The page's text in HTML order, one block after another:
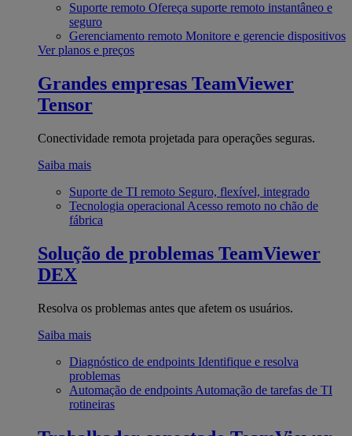
Suporte remoto Ofereça suporte remoto instantâneo e
seguro
Gerenciamento remoto Monitore e gerencie dispositivos
Ver planos e preços
Grandes empresas TeamViewer
Tensor
Conectividade remota projetada para operações seguras.
Saiba mais
Suporte de TI remoto Seguro, flexível, integrado
Tecnologia operacional Acesso remoto no chão de
fábrica
Solução de problemas TeamViewer
DEX
Resolva os problemas antes que afetem os usuários.
Saiba mais
Diagnóstico de endpoints Identifique e resolva
problemas
Automação de endpoints Automação de tarefas de TI
rotineiras